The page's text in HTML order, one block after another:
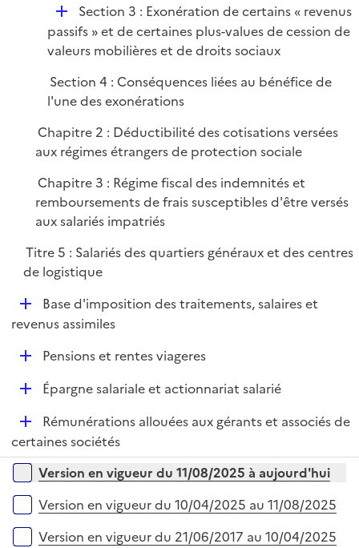
D
é
p
i
e
r
Section 3 : Exonération de certains « revenus
passifs » et de certaines plus-values de cession de
valeurs mobilières et de droits sociaux
Section 4 : Conséquences liées au bénéfice de
l'une des exonérations
Chapitre 2 : Déductibilité des cotisations versées
aux régimes étrangers de protection sociale
Chapitre 3 : Régime fiscal des indemnités et
remboursements de frais susceptibles d'être versés
aux salariés impatriés
Titre 5 : Salariés des quartiers généraux et des centres
de logistique
D
é
Base d'imposition des traitements, salaires et
revenus assimiles
D
e
r
Pensions et rentes viageres
D
l
e
r
Épargne salariale et actionnariat salarié
D
é
p
e
r
Rémunérations allouées aux gérants et associés de
certaines sociétés
Versions sur la période
Version en vigueur du 11/08/2025 à aujourd'hui
Version en vigueur du 10/04/2025 au 11/08/2025
Version en vigueur du 21/06/2017 au 10/04/2025